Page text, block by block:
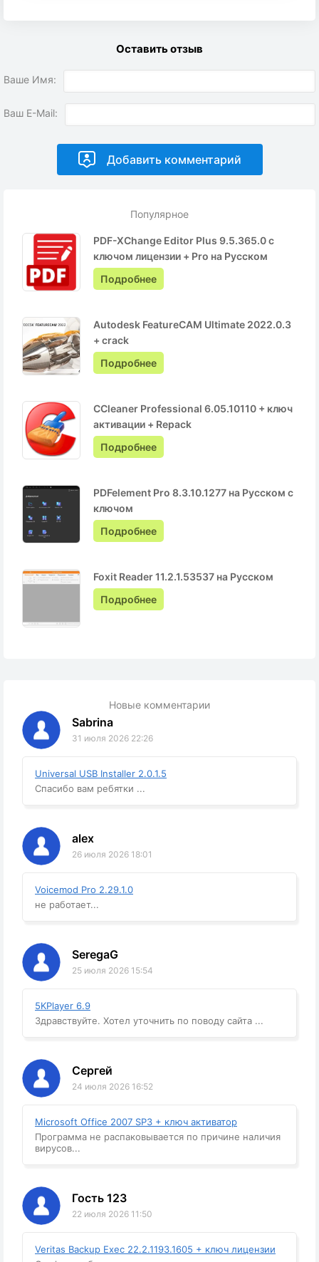
Популярное
PDF-XChange Editor Plus 9.5.365.0 с
ключом лицензии + Pro на Русском
Подробнее
Autodesk FeatureCAM Ultimate 2022.0.3
+ crack
Подробнее
CCleaner Professional 6.05.10110 + ключ
активации + Repack
Подробнее
PDFelement Pro 8.3.10.1277 на Русском с
ключом
Подробнее
Foxit Reader 11.2.1.53537 на Русском
Подробнее
Новые комментарии
Sabrina
31 июля 2026 22:26
Universal USB Installer 2.0.1.5
Спасибо вам ребятки ...
alex
26 июля 2026 18:01
Voicemod Pro 2.29.1.0
не работает...
SeregaG
25 июля 2026 15:54
5KPlayer 6.9
Здравствуйте. Хотел уточнить по поводу сайта ...
Сергей
24 июля 2026 16:52
Microsoft Office 2007 SP3 + ключ активатор
Программа не распаковывается по причине наличия
вирусов...
Гость 123
22 июля 2026 11:50
Veritas Backup Exec 22.2.1193.1605 + ключ лицензии
Оставить отзыв
Ваше Имя:
Ваш E-Mail: